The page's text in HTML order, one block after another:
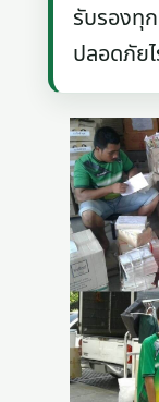
รับรองทุ
ปลอดภัย